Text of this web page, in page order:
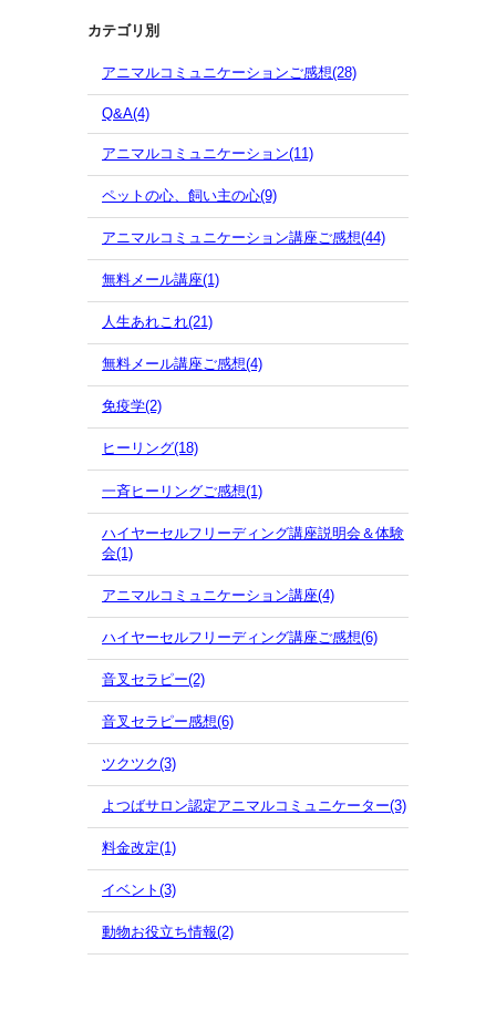
カテゴリ別
アニマルコミュニケーションご感想(28)
Q&A(4)
アニマルコミュニケーション(11)
ペットの心、飼い主の心(9)
アニマルコミュニケーション講座ご感想(44)
無料メール講座(1)
人生あれこれ(21)
無料メール講座ご感想(4)
免疫学(2)
ヒーリング(18)
一斉ヒーリングご感想(1)
ハイヤーセルフリーディング講座説明会＆体験
会(1)
アニマルコミュニケーション講座(4)
ハイヤーセルフリーディング講座ご感想(6)
音叉セラピー(2)
音叉セラピー感想(6)
ツクツク(3)
よつばサロン認定アニマルコミュニケーター(3)
料金改定(1)
イベント(3)
動物お役立ち情報(2)